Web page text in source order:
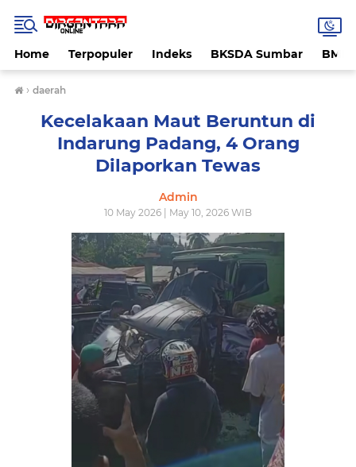
Home Terpopuler Indeks BKSDA Sumbar
› daerah
Kecelakaan Maut Beruntun di
Indarung Padang, 4 Orang
Dilaporkan Tewas
Admin
10 May 2026 | May 10, 2026 WIB